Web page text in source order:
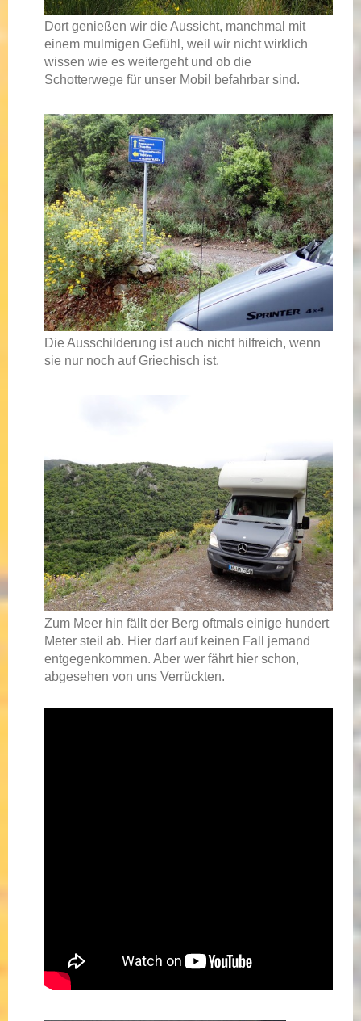
Dort genießen wir die Aussicht, manchmal mit
einem mulmigen Gefühl, weil wir nicht wirklich
wissen wie es weitergeht und ob die
Schotterwege für unser Mobil befahrbar sind.
Die Ausschilderung ist auch nicht hilfreich, wenn
sie nur noch auf Griechisch ist.
Zum Meer hin fällt der Berg oftmals einige hundert
Meter steil ab. Hier darf auf keinen Fall jemand
entgegenkommen. Aber wer fährt hier schon,
abgesehen von uns Verrückten.